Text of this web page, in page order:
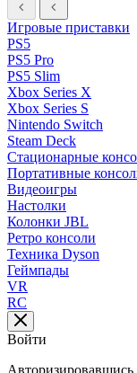
Игровые приставки
PS5
PS5 Pro
PS5 Slim
Xbox Series X
Xbox Series S
Nintendo Switch
Steam Deck
Стационарные
Портативные
Видеоигры
Настолки
Колонки JBL
Ретро консоли
Техника Dyson
Геймпады
VR
RC
Войти